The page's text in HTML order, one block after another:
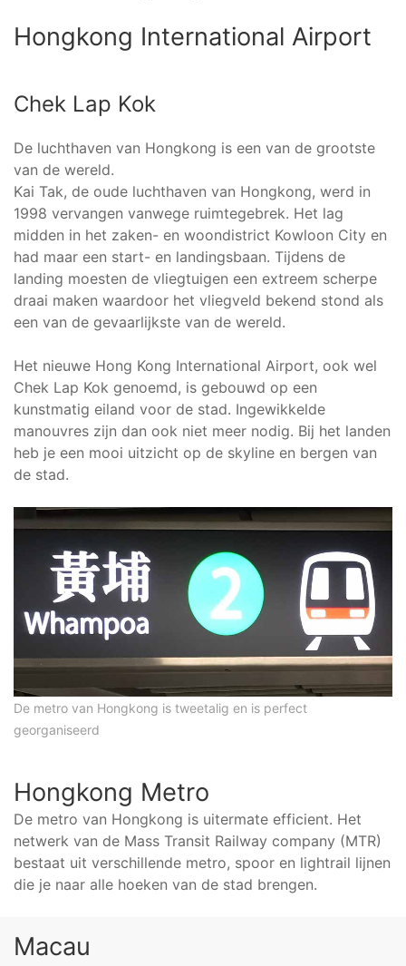
Hongkong International Airport
Chek Lap Kok
De luchthaven van Hongkong is een van de grootste
van de wereld.
Kai Tak, de oude luchthaven van Hongkong, werd in
1998 vervangen vanwege ruimtegebrek. Het lag
midden in het zaken- en woondistrict Kowloon City en
had maar een start- en landingsbaan. Tijdens de
landing moesten de vliegtuigen een extreem scherpe
draai maken waardoor het vliegveld bekend stond als
een van de gevaarlijkste van de wereld.
Het nieuwe Hong Kong International Airport, ook wel
Chek Lap Kok genoemd, is gebouwd op een
kunstmatig eiland voor de stad. Ingewikkelde
manouvres zijn dan ook niet meer nodig. Bij het landen
heb je een mooi uitzicht op de skyline en bergen van
de stad.
De metro van Hongkong is tweetalig en is perfect
georganiseerd
Hongkong Metro
De metro van Hongkong is uitermate efficient. Het
netwerk van de Mass Transit Railway company (MTR)
bestaat uit verschillende metro, spoor en lightrail lijnen
die je naar alle hoeken van de stad brengen.
Macau